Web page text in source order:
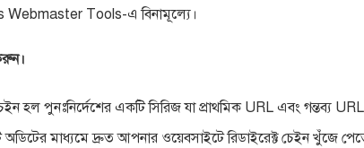
Webmaster Tools-এ বিনামূল্যে।
হল পুনঃনির্দেশের একটি সিরিজ যা প্রাথমিক URL এবং গন্তব্য
মাধ্যমে দ্রুত আপনার ওয়েবসাইটে রিডাইরেক্ট চেইন খুঁজে